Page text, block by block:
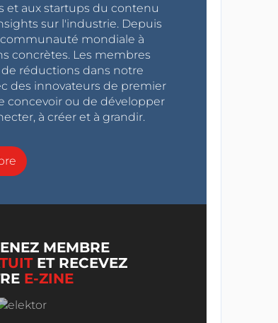
et aux startups du contenu
sur l'industrie. Depuis
communauté mondiale à
concrètes. Les membres
réductions dans notre
des innovateurs de premier
concevoir ou de développer
à créer et à grandir.
MEMBRE
ET RECEVEZ
E-ZINE